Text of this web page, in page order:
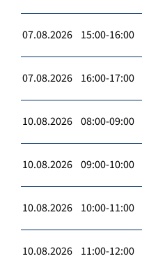
07.08.2026 15:00-16:00
07.08.2026 16:00-17:00
10.08.2026 08:00-09:00
10.08.2026 09:00-10:00
10.08.2026 10:00-11:00
10.08.2026 11:00-12:00